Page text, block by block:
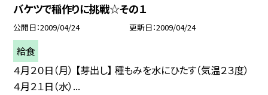
バケツで稲作りに挑戦☆その１
公開日 2009/04/24 更新日 2009/04/24
給食
４月２０日（月） 【芽出し】 種もみを水にひたす（気温２３度）
４月２１日（水）...